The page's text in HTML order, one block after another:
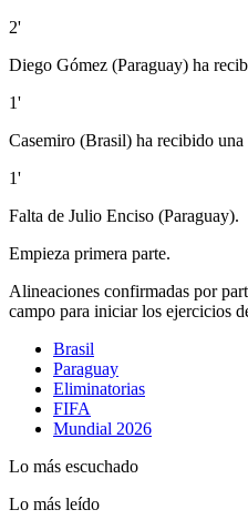
2'
Diego Gómez (Paraguay) ha
1'
Casemiro (Brasil) ha recibido
1'
Falta de Julio Enciso (Paraguay).
Empieza primera parte.
Alineaciones confirmadas por
campo para iniciar los ejercicios
Brasil
Paraguay
Eliminatorias
FIFA
Mundial 2026
Lo más escuchado
Lo más leído